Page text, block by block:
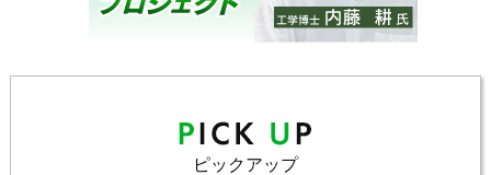
ピックアップ